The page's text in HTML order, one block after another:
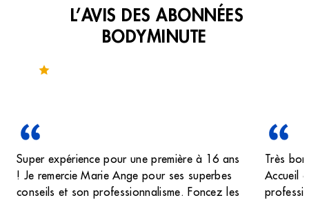
L’AVIS DES ABONNÉES
BODYMINUTE
Super expérience pour une première à 16 ans
! Je remercie Marie Ange pour ses superbes
conseils et son professionnalisme. Foncez les
Très
Accueil